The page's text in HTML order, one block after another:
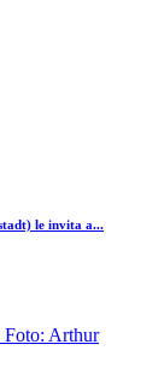
le invita a...